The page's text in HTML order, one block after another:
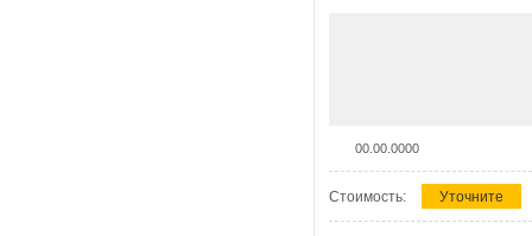
00.00.0000
Стоимость: Уточните